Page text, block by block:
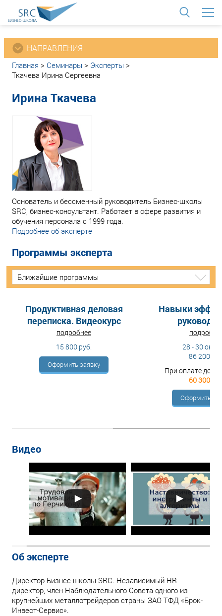
НАПРАВЛЕНИЯ
Главная > Семинары > Эксперты >
Ткачева Ирина Сергеевна
Ирина Ткачева
Основатель и бессменный руководитель Бизнес-школы
SRC, бизнес-консультант. Работает в сфере развития и
обучения персонала с 1999 года.
Подробнее об эксперте
Программы эксперта
Ближайшие программы
Продуктивная деловая
переписка. Видеокурс
подробнее
15 800 руб.
Оформить заявку
Навыки
28 - 30
86 200
При оплате до
60 300
Оформить
Видео
Об эксперте
Директор Бизнес-школы SRC. Независимый HR-
директор, член Наблюдательного Совета одного из
крупнейших металлотрейдеров страны ЗАО ТФД «Брок-
Инвест-Сервис».